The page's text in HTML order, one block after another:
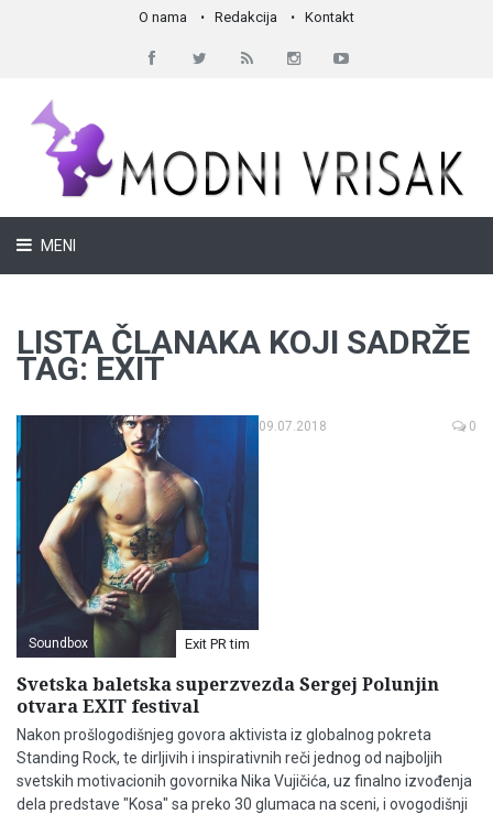
O nama Redakcija Kontakt
MENI
LISTA ČLANAKA KOJI SADRŽE
TAG: EXIT
Soundbox Exit PR tim
09.07.2018 0
Svetska baletska superzvezda Sergej Polunjin
otvara EXIT festival
Nakon prošlogodišnjeg govora aktivista iz globalnog pokreta
Standing Rock, te dirljivih i inspirativnih reči jednog od najboljih
svetskih motivacionih govornika Nika Vujičića, uz finalno izvođenja
dela predstave "Kosa" sa preko 30 glumaca na sceni, i ovogodišnji